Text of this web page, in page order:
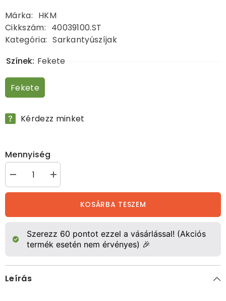
Márka: HKM
Cikkszám: 40039100.ST
Kategória: Sarkantyúszíjak
Színek: Fekete
Fekete
Kérdezz minket
Mennyiség
Sarkantyúszíj,
1
pár
Sarkantyúszíj,
1
pár
mennyiségénekKOSÁRBA TESZEM
Szerezz 60 pontot ezzel a vásárlással! (Akciós
termék esetén nem érvényes) 🎉
Leírás